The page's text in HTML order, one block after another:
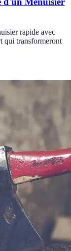
rapide avec
qui transformeront